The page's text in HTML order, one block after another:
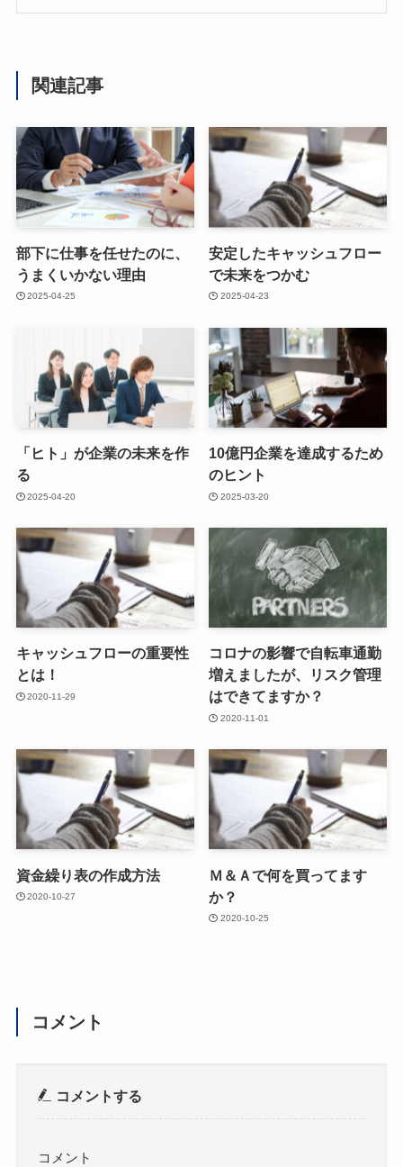
関連記事
部下に仕事を任せたのに、
うまくいかない理由
2025-04-25
安定したキャッシュフロー
で未来をつかむ
2025-04-23
「ヒト」が企業の未来を作
る
2025-04-20
10億円企業を達成するため
のヒント
2025-03-20
キャッシュフローの重要性
とは！
2020-11-29
コロナの影響で自転車通勤
増えましたが、リスク管理
はできてますか？
2020-11-01
資金繰り表の作成方法
2020-10-27
Ｍ＆Ａで何を買ってます
か？
2020-10-25
コメント
コメントする
コメント